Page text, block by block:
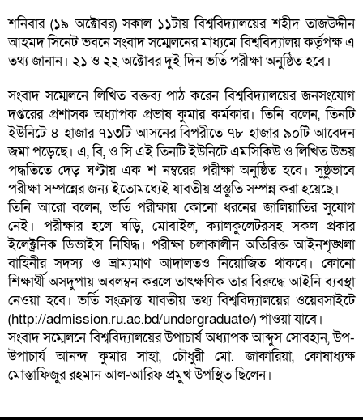
শনিবার (১৯ অক্টোবর) সকাল ১১টায় বিশ্ববিদ্যালয়ের শহীদ তাজউদ্দীন
আহমদ সিনেট ভবনে সংবাদ সম্মেলনের মাধ্যমে বিশ্ববিদ্যালয় কর্তৃপক্ষ এ
তথ্য জানান। ২১ ও ২২ অক্টোবর দুই দিন ভর্তি পরীক্ষা অনুষ্ঠিত হবে।
সংবাদ সম্মেলনে লিখিত বক্তব্য পাঠ করেন বিশ্ববিদ্যালয়ের জনসংযোগ
দপ্তরের প্রশাসক অধ্যাপক প্রভাষ কুমার কর্মকার। তিনি বলেন, তিনটি
ইউনিটে ৪ হাজার ৭১৩টি আসনের বিপরীতে ৭৮ হাজার ৯০টি আবেদন
জমা পড়েছে। এ, বি, ও সি এই তিনটি ইউনিটে এমসিকিউ ও লিখিত উভয়
পদ্ধতিতে দেড় ঘণ্টায় এক শ নম্বরের পরীক্ষা অনুষ্ঠিত হবে। সুষ্ঠুভাবে
পরীক্ষা সম্পন্নের জন্য ইতোমধ্যেই যাবতীয় প্রস্তুতি সম্পন্ন করা হয়েছে।
তিনি আরো বলেন, ভর্তি পরীক্ষায় কোনো ধরনের জালিয়াতির সুযোগ
নেই। পরীক্ষার হলে ঘড়ি, মোবাইল, ক্যালকুলেটরসহ সকল প্রকার
ইলেক্ট্রনিক ডিভাইস নিষিদ্ধ। পরীক্ষা চলাকালীন অতিরিক্ত আইনশৃঙ্খলা
বাহিনীর সদস্য ও ভ্রাম্যমাণ আদালতও নিয়োজিত থাকবে। কোনো
শিক্ষার্থী অসদুপায় অবলম্বন করলে তাৎক্ষণিক তার বিরুদ্ধে আইনি ব্যবস্থা
নেওয়া হবে। ভর্তি সংক্রান্ত যাবতীয় তথ্য বিশ্ববিদ্যালয়ের ওয়েবসাইটে
(http://admission.ru.ac.bd/undergraduate/) পাওয়া যাবে।
সংবাদ সম্মেলনে বিশ্ববিদ্যালয়ের উপাচার্য অধ্যাপক আব্দুস সোবহান, উপ-
উপাচার্য আনন্দ কুমার সাহা, চৌধুরী মো. জাকারিয়া, কোষাধ্যক্ষ
মোস্তাফিজুর রহমান আল-আরিফ প্রমুখ উপস্থিত ছিলেন।